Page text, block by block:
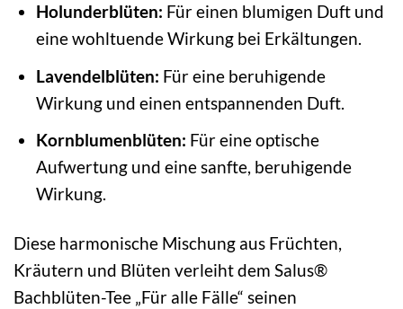
Holunderblüten: Für einen blumigen Duft und
eine wohltuende Wirkung bei Erkältungen.
Lavendelblüten: Für eine beruhigende
Wirkung und einen entspannenden Duft.
Kornblumenblüten: Für eine optische
Aufwertung und eine sanfte, beruhigende
Wirkung.
Diese harmonische Mischung aus Früchten,
Kräutern und Blüten verleiht dem Salus®
Bachblüten-Tee „Für alle Fälle“ seinen